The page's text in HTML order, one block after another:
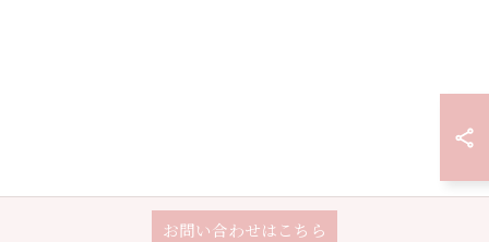
お問い合わせはこちら